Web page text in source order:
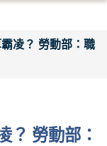
凌？ 勞動部：職
？ 勞動部：